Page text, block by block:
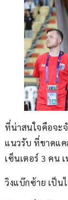
ที่น่าสนใจคือจะ
แนวรับ ที่ขาดแค
เซ็นเตอร์ 3 คน
วิงแบ๊กซ้าย เป็น